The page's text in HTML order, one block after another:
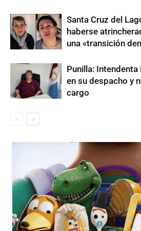
Santa Cruz del
haberse
una «transición
Punilla:
en su despacho y
cargo